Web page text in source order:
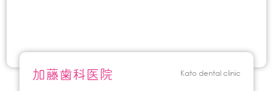
〒065-0030 札幌市東区北３０条東７丁目３－１８
加藤歯科医院 Kato dental clinic